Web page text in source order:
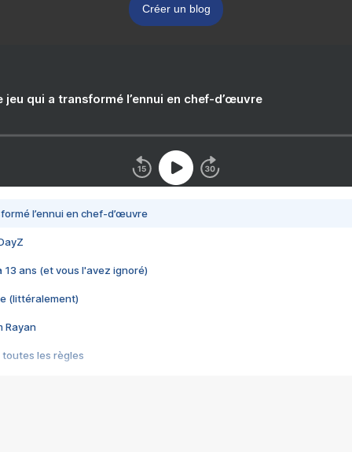
Créer un blog
jeu qui a transformé l’ennui en chef-d’œuvre
l’ennui en chef-d’œuvre
13 ans (et vous l'avez ignoré)
(littéralement)
Rayan
toutes les règles